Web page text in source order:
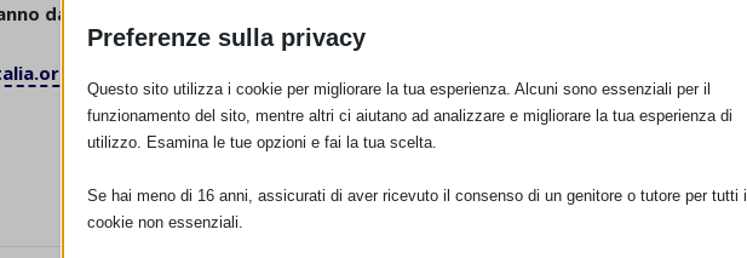
dalle Consulenti de La Leche League Italia
Preferenze sulla privacy
Questo sito utilizza i cookie per migliorare la tua esperienza. Alcuni sono essenziali per il
funzionamento del sito, mentre altri ci aiutano ad analizzare e migliorare la tua esperienza di
utilizzo. Esamina le tue opzioni e fai la tua scelta.
Se hai meno di 16 anni, assicurati di aver ricevuto il consenso di un genitore o tutore per tutti i
cookie non essenziali.